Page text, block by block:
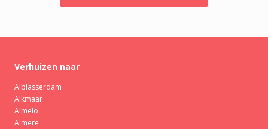
Verhuizen naar
Alblasserdam
Alkmaar
Almelo
Almere